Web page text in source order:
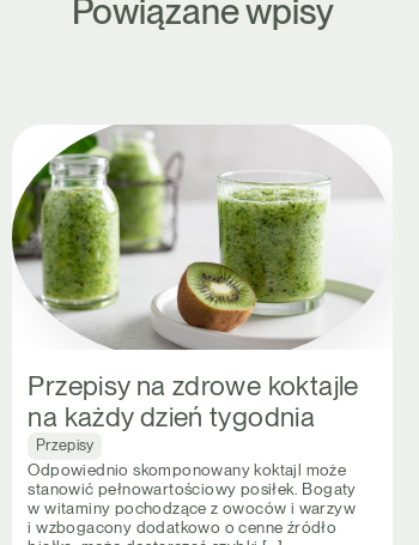
Powiązane wpisy
Przepisy na zdrowe koktajle
na każdy dzień tygodnia
Przepisy
Odpowiednio skomponowany koktajl może
stanowić pełnowartościowy posiłek. Bogaty
w witaminy pochodzące z owoców i warzyw
i wzbogacony dodatkowo o cenne źródło